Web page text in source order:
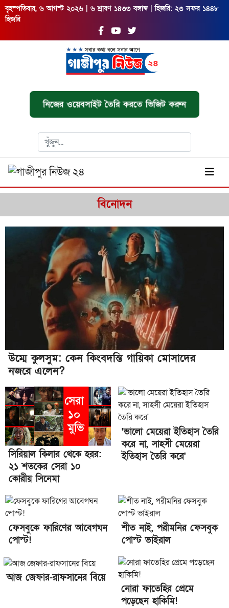
বৃহস্পতিবার, ৬ আগস্ট ২০২৬ | ৬ শ্রাবণ ১৪৩৩ বঙ্গাব্দ | হিজরি: ২৩ সফর ১৪৪৮
হিজরি
নিজের ওয়েবসাইট তৈরি করতে ভিজিট করুন
বিনোদন
উম্মে কুলসুম: কেন কিংবদন্তি গায়িকা মোসাদের
নজরে এলেন?
সিরিয়াল কিলার থেকে হরর:
২১ শতকের সেরা ১০
কোরীয় সিনেমা
'ভালো মেয়েরা ইতিহাস তৈরি
করে না, সাহসী মেয়েরা
ইতিহাস তৈরি করে'
ফেসবুকে ফারিণের আবেগঘন
পোস্ট!
শীত নাই, পরীমনির ফেসবুক
পোস্ট ভাইরাল
আজ জেফার-রাফসানের বিয়ে
নোরা ফাতেহির প্রেমে
পড়েছেন হাকিমি!